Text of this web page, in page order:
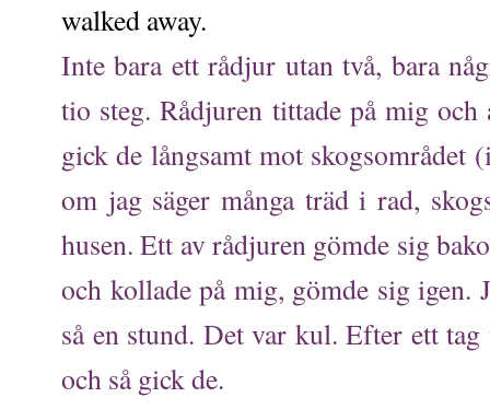
walked away.
Inte bara ett rådjur utan två, bara
tio steg. Rådjuren tittade på mig och
gick de långsamt mot skogsområdet
om jag säger många träd i rad,
husen. Ett av rådjuren gömde sig
och kollade på mig, gömde sig
så en stund. Det var kul. Efter ett
och så gick de.